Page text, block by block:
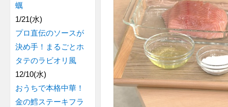
蠣
1/21(水)
プロ直伝のソースが
決め手！まるごとホ
タテのラビオリ風
12/10(水)
おうちで本格中華！
金の鱈ステーキフラ